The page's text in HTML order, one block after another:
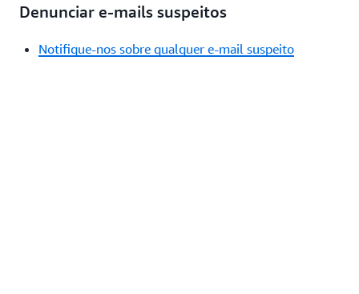
Denunciar e-mails suspeitos
Notifique-nos sobre qualquer e-mail suspeito